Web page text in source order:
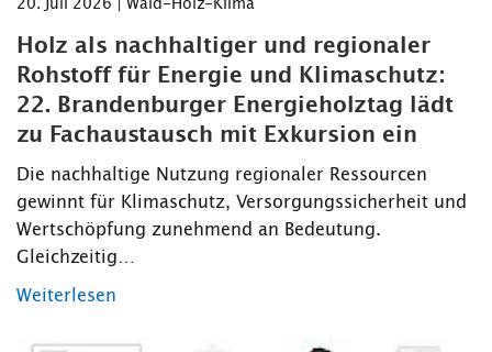
20. Juli 2026 | Wald-Holz-Klima
Holz als nachhaltiger und regionaler
Rohstoff für Energie und Klimaschutz:
22. Brandenburger Energieholztag lädt
zu Fachaustausch mit Exkursion ein
Die nachhaltige Nutzung regionaler Ressourcen
gewinnt für Klimaschutz, Versorgungssicherheit und
Wertschöpfung zunehmend an Bedeutung.
Gleichzeitig…
Weiterlesen